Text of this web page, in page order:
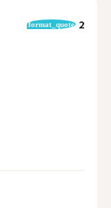
format_quote 2